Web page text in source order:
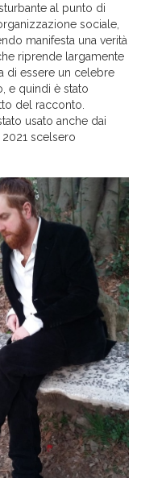
al punto di
sociale,
manifesta una verità
riprende largamente
di essere un celebre
e quindi è stato
del racconto.
usato anche dai
scelsero